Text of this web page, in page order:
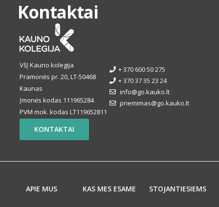
Kontaktai
VšĮ Kauno kolegija
Pramonės pr. 20, LT-50468
Kaunas
Įmonės kodas 111965284
PVM mok. kodas LT119652811
+ 370 600 50 275
+ 370 37 35 23 24
info@go.kauko.lt
priemimas@go.kauko.lt
KONTAKTAI
APIE MUS KAS MES ESAME STOJANTIESIEMS